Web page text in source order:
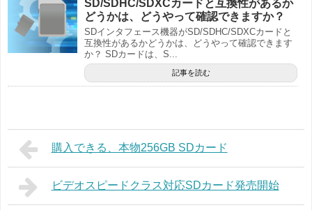
SD/SDHC/SDXCカードと互換性があるか
どうかは、どうやって確認できますか？
SDインタフェース機器がSD/SDHC/SDXCカードと
互換性があるかどうかは、どうやって確認できます
か？ SDカードは、S...
記事を読む
購入できる、本物256GB SDカード
ビデオスピードクラス対応SDカード発売開始